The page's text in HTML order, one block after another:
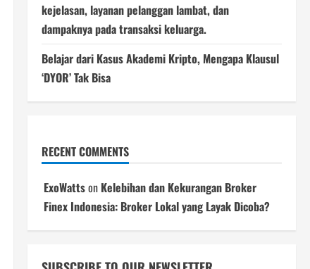
kejelasan, layanan pelanggan lambat, dan
dampaknya pada transaksi keluarga.
Belajar dari Kasus Akademi Kripto, Mengapa Klausul
‘DYOR’ Tak Bisa
RECENT COMMENTS
ExoWattson Kelebihan dan Kekurangan Broker
Finex Indonesia: Broker Lokal yang Layak Dicoba?